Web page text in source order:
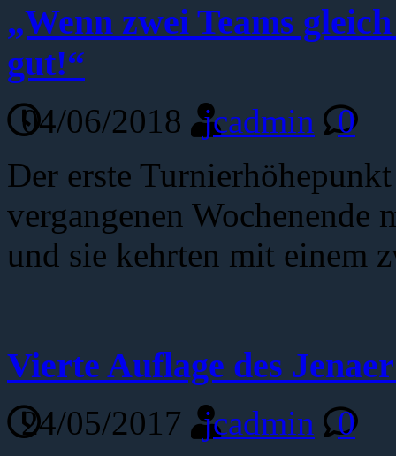
„Wenn zwei Teams
gut!“
04/06/2018 jcadmin
0
Der erste
vergangenen
und sie kehrten mit einem
Vierte Auflage des
24/05/2017 jcadmin
0